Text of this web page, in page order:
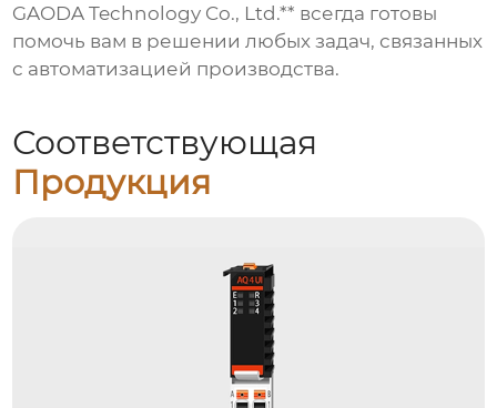
GAODA Technology Co., Ltd.** всегда готовы
помочь вам в решении любых задач, связанных
с автоматизацией производства.
Соответствующая
Продукция